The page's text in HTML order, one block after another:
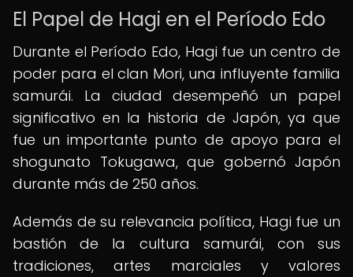
El Papel de Hagi en el Período Edo
Durante el Período Edo, Hagi fue un centro de
poder para el clan Mori, una influyente familia
samurái. La ciudad desempeñó un papel
significativo en la historia de Japón, ya que
fue un importante punto de apoyo para el
shogunato Tokugawa, que gobernó Japón
durante más de 250 años.
Además de su relevancia política, Hagi fue un
bastión de la cultura samurái, con sus
tradiciones, artes marciales y valores